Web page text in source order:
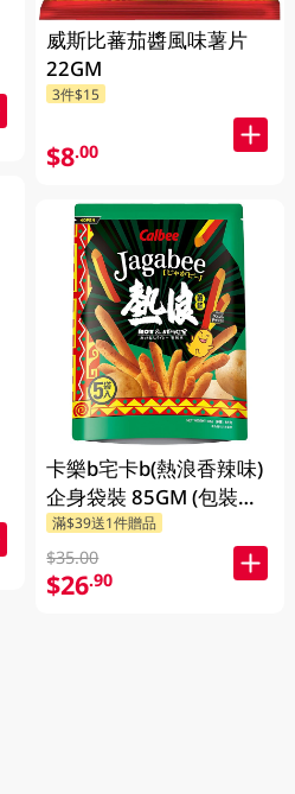
威斯比蕃茄醬風味薯片
22GM
3件$15
$8.00
卡樂b宅卡b(熱浪香辣味)
企身袋裝 85GM (包裝隨
機發放)
滿$39送1件贈品
$35.00
$26.90